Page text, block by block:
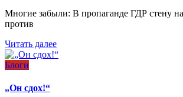
Многие забыли: В пропаганде ГДР стену
против
Читать далее
Блоги
„Он сдох!“